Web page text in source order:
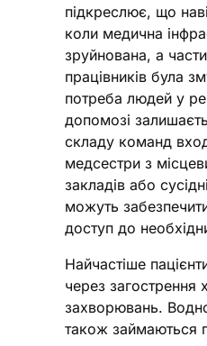
підкреслює, що
коли медична
зруйнована, а
працівників була
потреба людей у
допомозі
складу команд
медсестри з
закладів або
можуть
доступ до
Найчастіше
через загострення
захворювань.
також займаються